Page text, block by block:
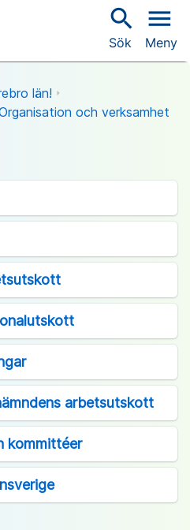
search
Sök
menu
Meny
län!
och verksamhet
arbetsutskott
kommittéer